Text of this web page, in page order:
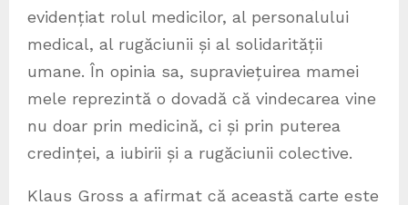
evidențiat rolul medicilor, al personalului
medical, al rugăciunii și al solidarității
umane. În opinia sa, supraviețuirea mamei
mele reprezintă o dovadă că vindecarea vine
nu doar prin medicină, ci și prin puterea
credinței, a iubirii și a rugăciunii colective.
Klaus Gross a afirmat că această carte este